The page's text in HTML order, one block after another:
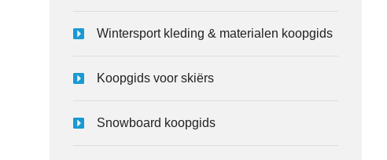
Wintersport kleding & materialen koopgids
Koopgids voor skiërs
Snowboard koopgids